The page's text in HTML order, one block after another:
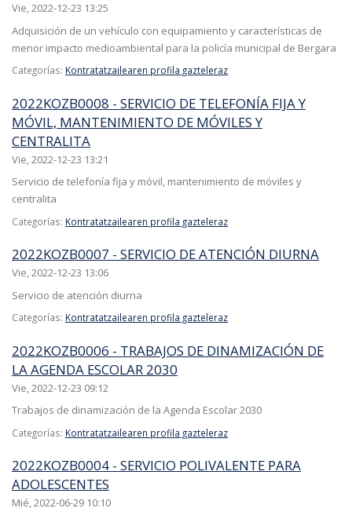
Vie, 2022-12-23 13:25
Adquisición de un vehículo con equipamiento y características de
menor impacto medioambiental para la policía municipal de Bergara
Categorías: Kontratatzailearen profila gazteleraz
2022KOZB0008 - SERVICIO DE TELEFONÍA FIJA Y
MÓVIL, MANTENIMIENTO DE MÓVILES Y
CENTRALITA
Vie, 2022-12-23 13:21
Servicio de telefonía fija y móvil, mantenimiento de móviles y
centralita
Categorías: Kontratatzailearen profila gazteleraz
2022KOZB0007 - SERVICIO DE ATENCIÓN DIURNA
Vie, 2022-12-23 13:06
Servicio de atención diurna
Categorías: Kontratatzailearen profila gazteleraz
2022KOZB0006 - TRABAJOS DE DINAMIZACIÓN DE
LA AGENDA ESCOLAR 2030
Vie, 2022-12-23 09:12
Trabajos de dinamización de la Agenda Escolar 2030
Categorías: Kontratatzailearen profila gazteleraz
2022KOZB0004 - SERVICIO POLIVALENTE PARA
ADOLESCENTES
Mié, 2022-06-29 10:10